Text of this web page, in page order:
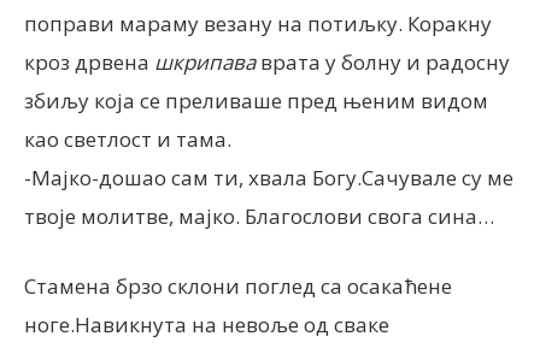
поправи мараму везану на потиљку. Коракну
кроз дрвена шкрипававрата у болну и радосну
збиљу која се преливаше пред њеним видом
као светлост и тама.
-Мајко-дошао сам ти, хвала Богу.Сачувале су ме
твоје молитве, мајко. Благослови свога сина…
Стамена брзо склони поглед са осакаћене
ноге.Навикнута на невоље од сваке